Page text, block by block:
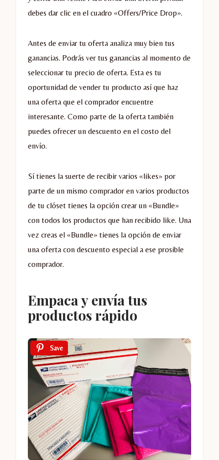
debes dar clic en el cuadro «Offers/Price Drop».
Antes de enviar tu oferta analiza muy bien tus
ganancias. Podrás ver tus ganancias al momento de
seleccionar tu precio de oferta. Esta es tu
oportunidad de vender tu producto así que haz
una oferta que el comprador encuentre
interesante. Como parte de la oferta también
puedes ofrecer un descuento en el costo del
envío.
Sí tienes la suerte de recibir varios «likes» por
parte de un mismo comprador en varios productos
de tu clóset tienes la opción crear un «Bundle»
con todos los productos que han recibido like. Una
vez creas el «Bundle» tienes la opción de enviar
una oferta con descuento especial a ese prosible
comprador.
Empaca y envía tus
productos rápido
Save